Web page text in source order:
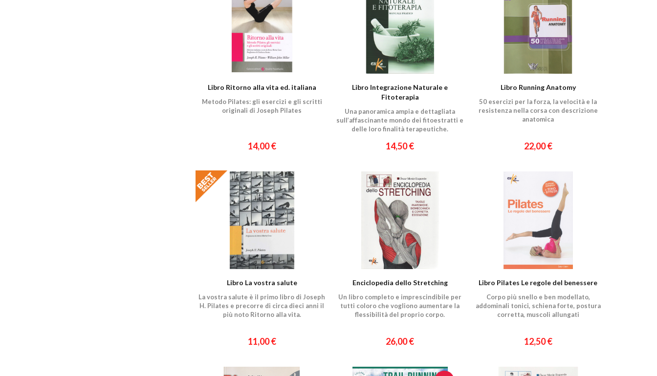
Libro Ritorno alla vita ed. italiana
Metodo Pilates: gli esercizi e gli scritti
originali di Joseph Pilates
14,00 €
Libro Integrazione Naturale e
Fitoterapia
Una panoramica ampia e dettagliata
sull’affascinante mondo dei fitoestratti e
delle loro finalità terapeutiche.
14,50 €
Libro Running Anatomy
50 esercizi per la forza, la velocità e la
resistenza nella corsa con descrizione
anatomica
22,00 €
Libro La vostra salute
La vostra salute è il primo libro di Joseph
H. Pilates e precorre di circa dieci anni il
più noto Ritorno alla vita.
11,00 €
Enciclopedia dello Stretching
Un libro completo e imprescindibile per
tutti coloro che vogliono aumentare la
flessibilità del proprio corpo.
26,00 €
Libro Pilates Le regole del benessere
Corpo più snello e ben modellato,
addominali tonici, schiena forte, postura
corretta, muscoli allungati
12,50 €